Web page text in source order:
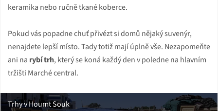
keramika nebo ručně tkané koberce.
Pokud vás popadne chuť přivézt si domů nějaký suvenýr,
nenajdete lepší místo. Tady totiž mají úplně vše. Nezapomeňte
ani na rybí trh, který se koná každý den v poledne na hlavním
tržišti Marché central.
Trhy v Houmt Souk